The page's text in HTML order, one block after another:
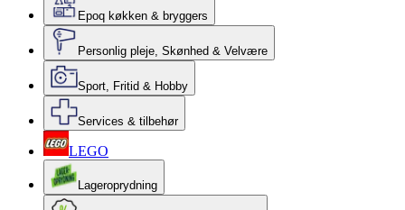
Epoq køkken & bryggers
Personlig pleje, Skønhed & Velvære
Sport, Fritid & Hobby
Services & tilbehør
LEGO
Lageroprydning